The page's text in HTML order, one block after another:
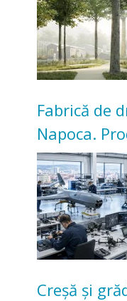
Fabrică de
Napoca.
înceapă în
Creșă și